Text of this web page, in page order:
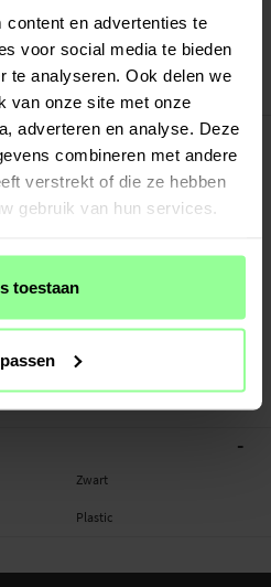
en advertenties te
voor social media te bieden
te analyseren. Ook delen we
van onze site met onze
adverteren en analyse. Deze
combineren met andere
verstrekt of die ze hebben
gebruik van hun services.
toestaan
of Paypal
-
Redmi 13C. Voor optimale
het hoesje een driedelige constructie
buitenlaag en een beschermende rand
ook worden gebruikt als standaard om
met stijlvol design
schade en schokken
-
Zwart
Plastic